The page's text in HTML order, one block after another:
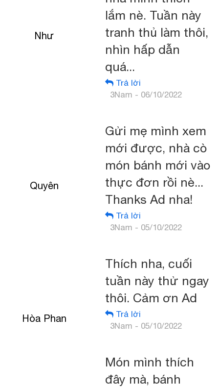
Như
lắm nè. Tuần này
tranh thủ làm thôi,
nhìn hấp dẫn
quá...
Trả lời
3Nam - 06/10/2022
Quyên
Gửi mẹ mình xem
mới được, nhà cò
món bánh mới vào
thực đơn rồi nè...
Thanks Ad nha!
Trả lời
3Nam - 05/10/2022
Hòa Phan
Thích nha, cuối
tuần này thử ngay
thôi. Cảm ơn Ad
Trả lời
3Nam - 05/10/2022
Món mình thích
đây mà, bánh